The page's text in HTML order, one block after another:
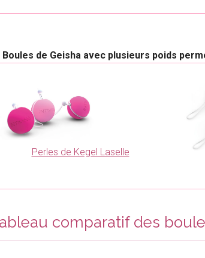
Boules de Geisha avec plusieurs poids
Perles de Kegel Laselle
comparatif des